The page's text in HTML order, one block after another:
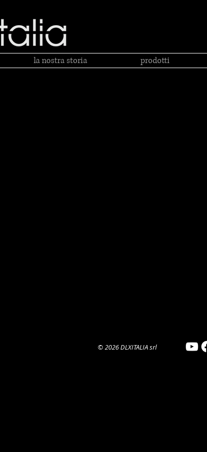
la nostra storia prodotti
©2026​DLXITALIA srl